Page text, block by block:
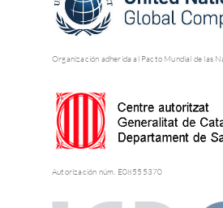
Organización adherida al Pacto Mundial de las
Autorización núm. E08555370